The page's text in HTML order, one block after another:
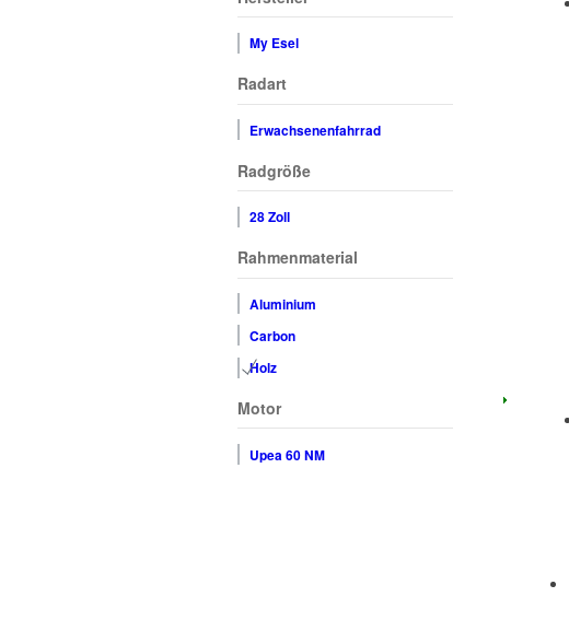
My Esel
Radart
Erwachsenenfahrrad
Radgröße
28 Zoll
Rahmenmaterial
Aluminium
Carbon
Holz
Motor
Upea 60 NM